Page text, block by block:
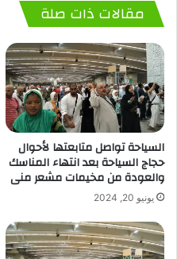
مقالات ذات صلة
السياحة تواصل متابعتها لأحوال
حجاج السياحة بعد انتهاء المناسك
والعودة من مخيمات مشعر منى
يونيو 20, 2024